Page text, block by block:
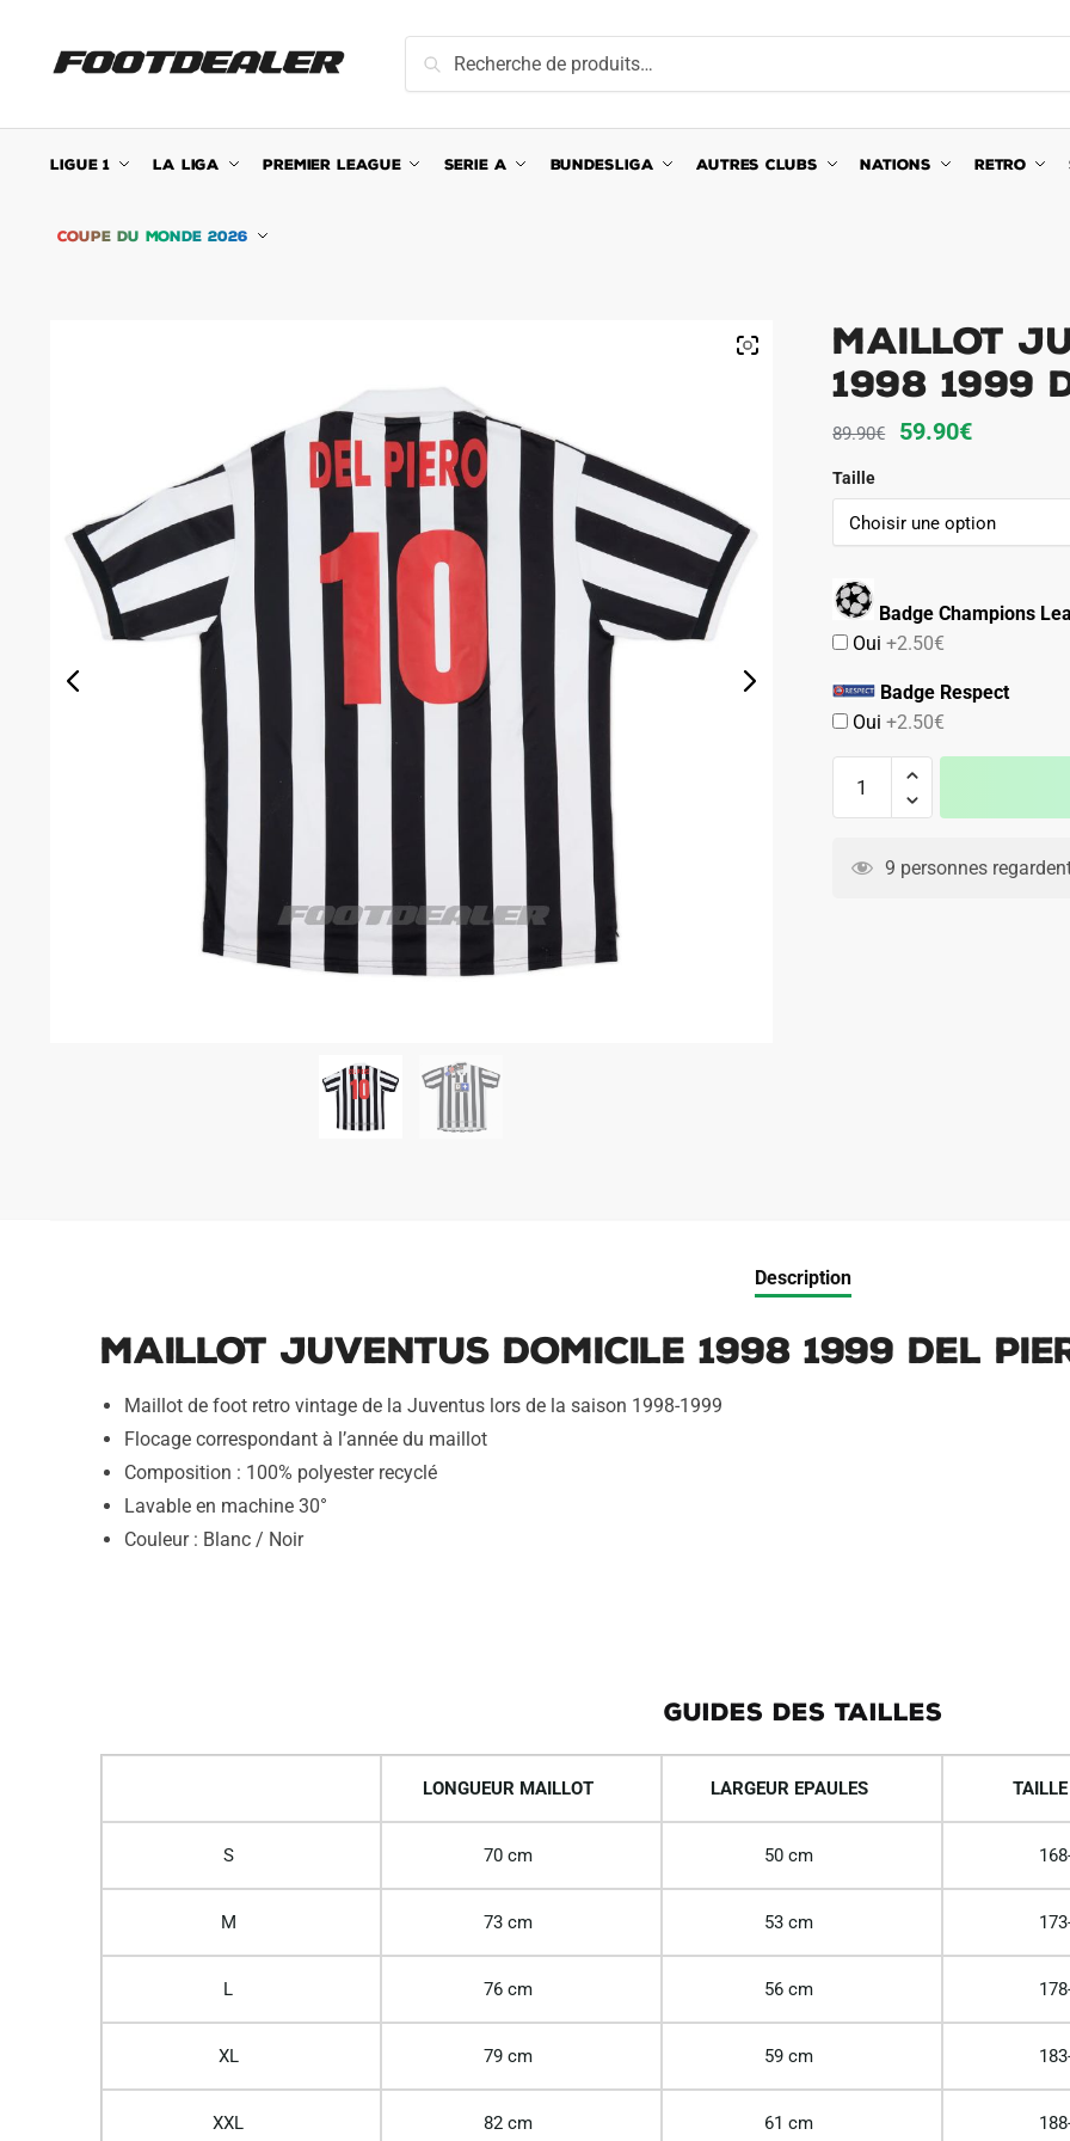
navigation
content
pour :
Recherche
LIGUE 1 LA LIGA PREMIER LEAGUE SERIE A BUNDESLIGA AUTRES CLUBS NATIONS RETRO
COUPE DU MONDE 2026
Maillot
1998 1999
89.90€
Le
initial
était :
59.90€Le
actuel
est :
Taille
Badge Champions
Oui+2.50€
Badge Respect
Oui+2.50€
Juventus9 personnes
Description
Maillot Juventus Domicile 1998 1999 Del
Maillot de foot retro vintage de la Juventus lors de la saison 1998-1999
Flocage correspondant à l’année du maillot
Composition : 100% polyester recyclé
Lavable en machine 30°
Couleur : Blanc / Noir
GUIDES DES TAILLES
LONGUEUR MAILLOT LARGEUR EPAULES
S 70 cm 50 cm
M 73 cm 53 cm
L 76 cm 56 cm
XL 79 cm 59 cm
XXL 82 cm 61 cm